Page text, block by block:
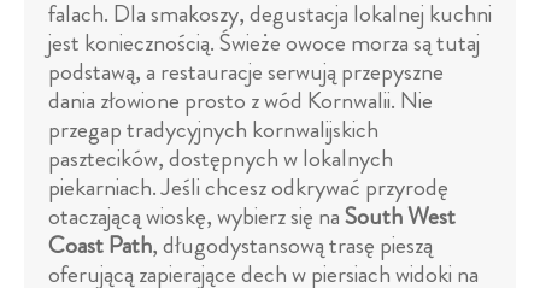
falach. Dla smakoszy, degustacja lokalnej kuchni
jest koniecznością. Świeże owoce morza są tutaj
podstawą, a restauracje serwują przepyszne
dania złowione prosto z wód Kornwalii. Nie
przegap tradycyjnych kornwalijskich
pasztecików, dostępnych w lokalnych
piekarniach. Jeśli chcesz odkrywać przyrodę
otaczającą wioskę, wybierz się naSouth West
Coast Path, długodystansową trasę pieszą
oferującą zapierające dech w piersiach widoki na